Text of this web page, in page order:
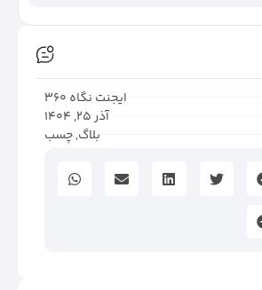
ایجنت نگاه 360
آذر 25, 1404
بلاگ,چسب